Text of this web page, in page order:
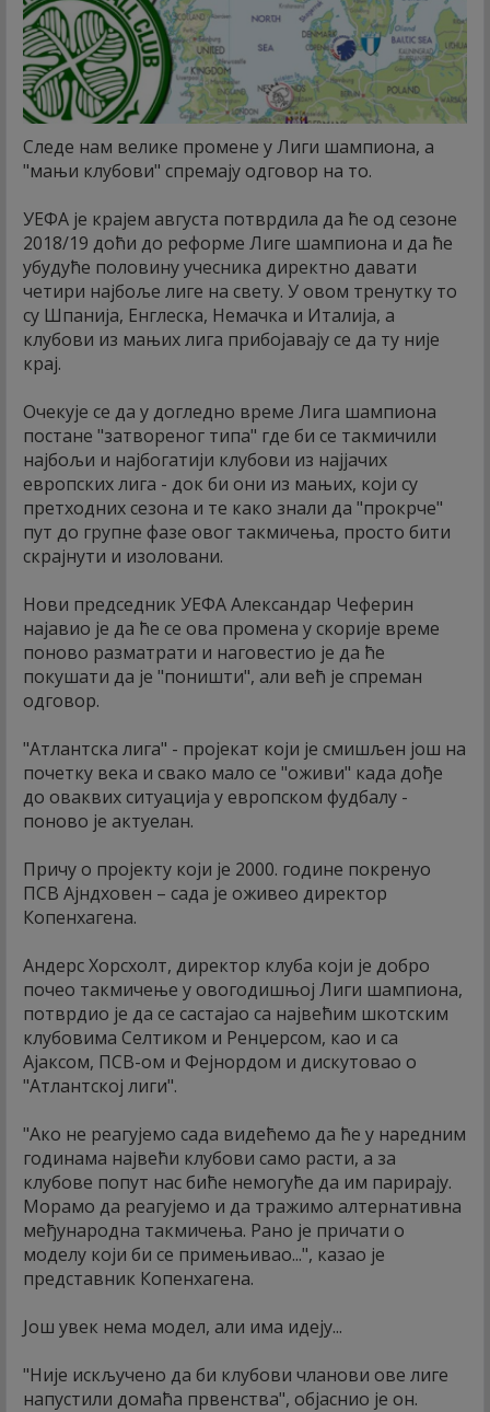
Следе нам велике промене у Лиги шампиона, а
"мањи клубови" спремају одговор на то.
УЕФА је крајем августа потврдила да ће од сезоне
2018/19 доћи до реформе Лиге шампиона и да ће
убудуће половину учесника директно давати
четири најбоље лиге на свету. У овом тренутку то
су Шпанија, Енглеска, Немачка и Италија, а
клубови из мањих лига прибојавају се да ту није
крај.
Очекује се да у догледно време Лига шампиона
постане "затвореног типа" где би се такмичили
најбољи и најбогатији клубови из најјачих
европских лига - док би они из мањих, који су
претходних сезона и те како знали да "прокрче"
пут до групне фазе овог такмичења, просто бити
скрајнути и изоловани.
Нови председник УЕФА Александар Чеферин
најавио је да ће се ова промена у скорије време
поново разматрати и наговестио је да ће
покушати да је "поништи", али већ је спреман
одговор.
"Атлантска лига" - пројекат који је смишљен још на
почетку века и свако мало се "оживи" када дође
до оваквих ситуација у европском фудбалу -
поново је актуелан.
Причу о пројекту који је 2000. године покренуо
ПСВ Ајндховен – сада је оживео директор
Копенхагена.
Андерс Хорсхолт, директор клуба који је добро
почео такмичење у овогодишњој Лиги шампиона,
потврдио је да се састајао са највећим шкотским
клубовима Селтиком и Ренџерсом, као и са
Ајаксом, ПСВ-ом и Фејнордом и дискутовао о
"Атлантској лиги".
"Ако не реагујемо сада видећемо да ће у наредним
годинама највећи клубови само расти, а за
клубове попут нас биће немогуће да им парирају.
Морамо да реагујемо и да тражимо алтернативна
међународна такмичења. Рано је причати о
моделу који би се примењивао...", казао је
представник Копенхагена.
Још увек нема модел, али има идеју...
"Није искључено да би клубови чланови ове лиге
напустили домаћа првенства", објаснио је он.